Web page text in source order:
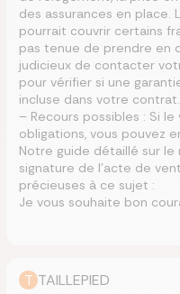
des assurances en place.
pourrait couvrir certains
pas tenue de prendre en
judicieux de contacter
pour vérifier si une
incluse dans votre contrat.
– Recours possibles : Si
obligations, vous pouvez
Notre guide détaillé sur
signature de l’acte de
précieuses à ce sujet :
Je vous souhaite bon
T TAILLEPIED